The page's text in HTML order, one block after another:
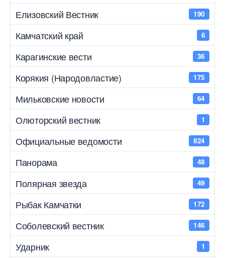
Елизовский Вестник 190
Камчатский край 6
Карагинские вести 36
Корякия (Народовластие) 175
Мильковские новости 64
Олюторский вестник 1
Официальные ведомости 824
Панорама 48
Полярная звезда 49
Рыбак Камчатки 172
Соболевский вестник 146
Ударник 1